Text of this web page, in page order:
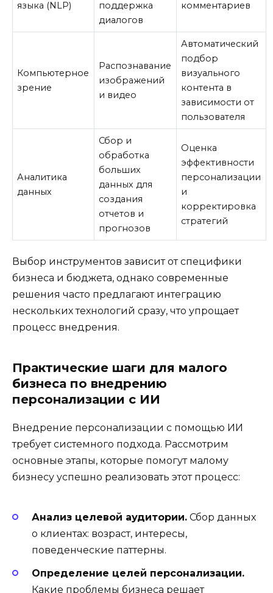
языка (NLP)
поддержка
диалогов
комментариев
Компьютерное
зрение
Распознавание
изображений
и видео
Автоматический
подбор
визуального
контента в
зависимости от
пользователя
Аналитика
данных
Сбор и
обработка
больших
данных для
создания
отчетов и
прогнозов
Оценка
эффективности
персонализации
и
корректировка
стратегий
Выбор инструментов зависит от специфики
бизнеса и бюджета, однако современные
решения часто предлагают интеграцию
нескольких технологий сразу, что упрощает
процесс внедрения.
Практические шаги для малого
бизнеса по внедрению
персонализации с ИИ
Внедрение персонализации с помощью ИИ
требует системного подхода. Рассмотрим
основные этапы, которые помогут малому
бизнесу успешно реализовать этот процесс:
Анализ целевой аудитории. Сбор данных
о клиентах: возраст, интересы,
поведенческие паттерны.
Определение целей персонализации.
Какие проблемы бизнеса решает